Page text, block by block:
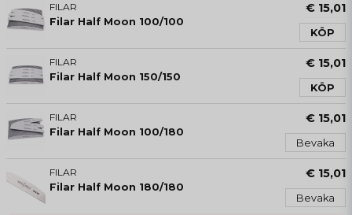
FILAR
Filar Half Moon 100/100
€ 15,01
KÖP
FILAR
Filar Half Moon 150/150
€ 15,01
KÖP
FILAR
Filar Half Moon 100/180
€ 15,01
Bevaka
FILAR
Filar Half Moon 180/180
€ 15,01
Bevaka